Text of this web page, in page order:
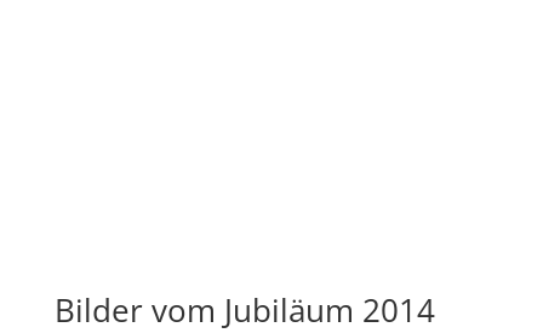
Bilder vom Jubiläum 2014